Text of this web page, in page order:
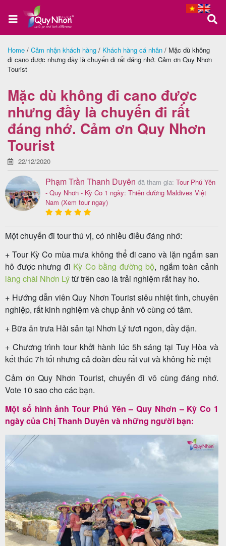
Trang
Tour
Quy
Nhơn
Tour
Phú
Yên
Tour
trong
nước
Combo
Quy
Nhơn
Lịch
khởi
hành
Tin
du
lịch
Home / Cảm nhận khách hàng / Khách hàng cá nhân / Mặc dù không
đi cano được nhưng đầy là chuyến đi rất đáng nhớ. Cảm ơn Quy Nhơn
Tourist
Mặc dù không đi cano được
nhưng đầy là chuyến đi rất
đáng nhớ. Cảm ơn Quy Nhơn
Tourist
22/12/2020
Phạm Trần Thanh Duyên đã tham gia: Tour Phú Yên
- Quy Nhơn - Kỳ Co 1 ngày: Thiên đường Maldives Việt
Nam (Xem tour ngay)
Một chuyến đi tour thú vị, có nhiều điều đáng nhớ:
+ Tour Kỳ Co mùa mưa không thể đi cano và lặn ngắm san
hô được nhưng đi Kỳ Co bằng đường bộ, ngắm toàn cảnh
làng chài Nhơn Lýtừ trên cao là trải nghiệm rất hay ho.
+ Hướng dẫn viên Quy Nhơn Tourist siêu nhiệt tình, chuyên
nghiệp, rất kinh nghiệm và chụp ảnh vô cùng có tâm.
+ Bữa ăn trưa Hải sản tại Nhơn Lý tươi ngon, đầy đặn.
+ Chương trình tour khởi hành lúc 5h sáng tại Tuy Hòa và
kết thúc 7h tối nhưng cả đoàn đều rất vui và không hề mệt
Cảm ơn Quy Nhơn Tourist, chuyến đi vô cùng đáng nhớ.
Vote 10 sao cho các bạn.
Một số hình ảnh Tour Phú Yên – Quy Nhơn – Kỳ Co 1
ngày của Chị Thanh Duyên và những người bạn: